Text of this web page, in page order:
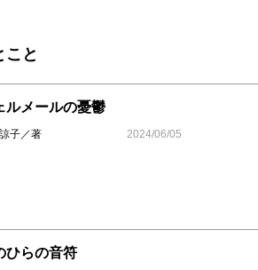
こと
ルメールの憂鬱
子／著 2024/06/05
ひらの音符